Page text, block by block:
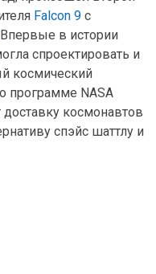
Falcon 9 c
в истории
спроектировать и
космический
программе NASA
доставку космонавтов
спэйс шаттлу и